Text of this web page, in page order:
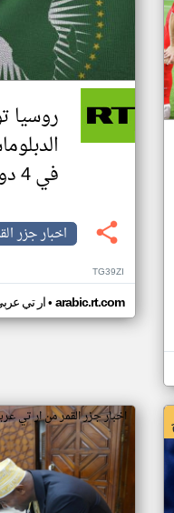
روسيا
في 4 دول أفريقية
اخبار جزر
TG39ZI
ار تي• arabic.rt.com
اخبار جزر القمر من ار تي